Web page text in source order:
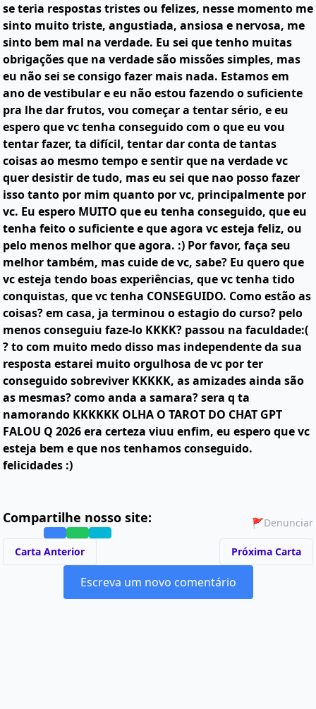
se teria respostas tristes ou felizes, nesse momento me
sinto muito triste, angustiada, ansiosa e nervosa, me
sinto bem mal na verdade. Eu sei que tenho muitas
obrigações que na verdade são missões simples, mas
eu não sei se consigo fazer mais nada. Estamos em
ano de vestibular e eu não estou fazendo o suficiente
pra lhe dar frutos, vou começar a tentar sério, e eu
espero que vc tenha conseguido com o que eu vou
tentar fazer, ta difícil, tentar dar conta de tantas
coisas ao mesmo tempo e sentir que na verdade vc
quer desistir de tudo, mas eu sei que nao posso fazer
isso tanto por mim quanto por vc, principalmente por
vc. Eu espero MUITO que eu tenha conseguido, que eu
tenha feito o suficiente e que agora vc esteja feliz, ou
pelo menos melhor que agora. :) Por favor, faça seu
melhor também, mas cuide de vc, sabe? Eu quero que
vc esteja tendo boas experiências, que vc tenha tido
conquistas, que vc tenha CONSEGUIDO. Como estão as
coisas? em casa, ja terminou o estagio do curso? pelo
menos conseguiu faze-lo KKKK? passou na faculdade:(
? to com muito medo disso mas independente da sua
resposta estarei muito orgulhosa de vc por ter
conseguido sobreviver KKKKK, as amizades ainda são
as mesmas? como anda a samara? sera q ta
namorando KKKKKK OLHA O TAROT DO CHAT GPT
FALOU Q 2026 era certeza viuu enfim, eu espero que vc
esteja bem e que nos tenhamos conseguido.
felicidades :)
Compartilhe nosso site: 🚩Denunciar
Carta Anterior Próxima Carta
Escreva um novo comentário